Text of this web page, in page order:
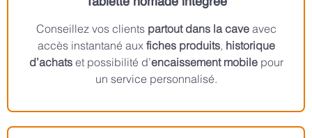
Conseillez vos clients partout dans la caveavec
accès instantané aux fiches produits, historique
d’achatset possibilité d’encaissement mobilepour
un service personnalisé.